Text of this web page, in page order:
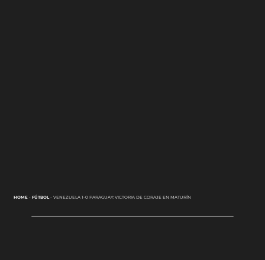
HOME- FÚTBOL- VENEZUELA 1-0 PARAGUAY: VICTORIA DE CORAJE EN MATURÍN